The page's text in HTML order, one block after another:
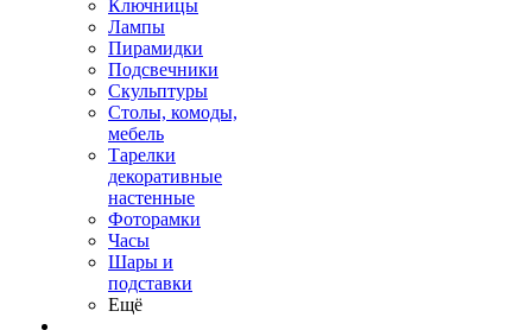
Ключницы
Лампы
Пирамидки
Подсвечники
Скульптуры
Столы, комоды,
мебель
Тарелки
декоративные
настенные
Фоторамки
Часы
Шары и
подставки
Ещё